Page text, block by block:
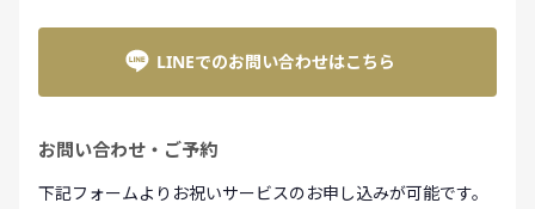
LINEでのお問い合わせはこちら
お問い合わせ・ご予約
下記フォームよりお祝いサービスのお申し込みが可能です。